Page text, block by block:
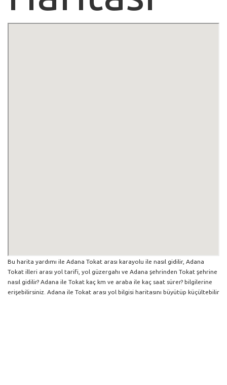
Bu harita yardımı ile Adana Tokat arası karayolu ile nasıl gidilir, Adana
Tokat illeri arası yol tarifi, yol güzergahı ve Adana şehrinden Tokat şehrine
nasıl gidilir? Adana ile Tokat kaç km ve araba ile kaç saat sürer? bilgilerine
erişebilirsiniz. Adana ile Tokat arası yol bilgisi haritasını büyütüp küçültebilir